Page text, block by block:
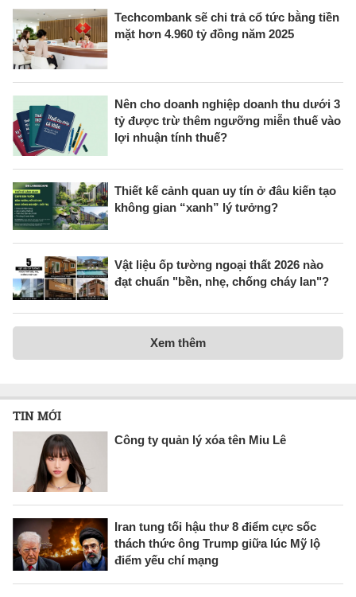
Techcombank sẽ chi trả cổ tức bằng tiền
mặt hơn 4.960 tỷ đồng năm 2025
Nên cho doanh nghiệp doanh thu dưới 3
tỷ được trừ thêm ngưỡng miễn thuế vào
lợi nhuận tính thuế?
Thiết kế cảnh quan uy tín ở đâu kiến tạo
không gian “xanh” lý tưởng?
Vật liệu ốp tường ngoại thất 2026 nào
đạt chuẩn "bền, nhẹ, chống cháy lan"?
Xem thêm
TIN MỚI
Công ty quản lý xóa tên Miu Lê
Iran tung tối hậu thư 8 điểm cực sốc
thách thức ông Trump giữa lúc Mỹ lộ
điểm yếu chí mạng